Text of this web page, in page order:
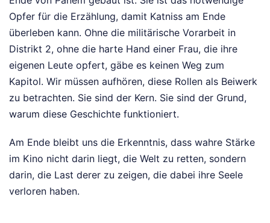
Opfer für die Erzählung, damit Katniss am Ende
überleben kann. Ohne die militärische Vorarbeit in
Distrikt 2, ohne die harte Hand einer Frau, die ihre
eigenen Leute opfert, gäbe es keinen Weg zum
Kapitol. Wir müssen aufhören, diese Rollen als Beiwerk
zu betrachten. Sie sind der Kern. Sie sind der Grund,
warum diese Geschichte funktioniert.
Am Ende bleibt uns die Erkenntnis, dass wahre Stärke
im Kino nicht darin liegt, die Welt zu retten, sondern
darin, die Last derer zu zeigen, die dabei ihre Seele
verloren haben.